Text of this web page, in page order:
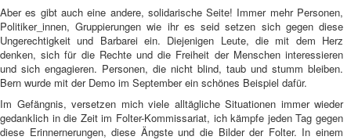
Aber es gibt auch eine andere, solidarische Seite! Immer mehr Personen,
Politiker_innen, Gruppierungen wie ihr es seid setzen sich gegen diese
Ungerechtigkeit und Barbarei ein. Diejenigen Leute, die mit dem Herz
denken, sich für die Rechte und die Freiheit der Menschen interessieren
und sich engagieren. Personen, die nicht blind, taub und stumm bleiben.
Bern wurde mit der Demo im September ein schönes Beispiel dafür.
Im Gefängnis, versetzen mich viele alltägliche Situationen immer wieder
gedanklich in die Zeit im Folter-Kommissariat, ich kämpfe jeden Tag gegen
diese Erinnernerungen, diese Ängste und die Bilder der Folter. In einem